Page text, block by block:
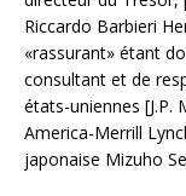
Riccardo Barbieri
«rassurant» étant
consultant et de
états-uniennes
America-Merrill
japonaise Mizuho